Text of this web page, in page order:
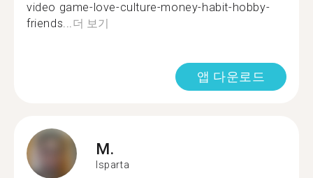
video game-love-culture-money-habit-hobby-
friends...더 보기
앱 다운로드
M.
Isparta